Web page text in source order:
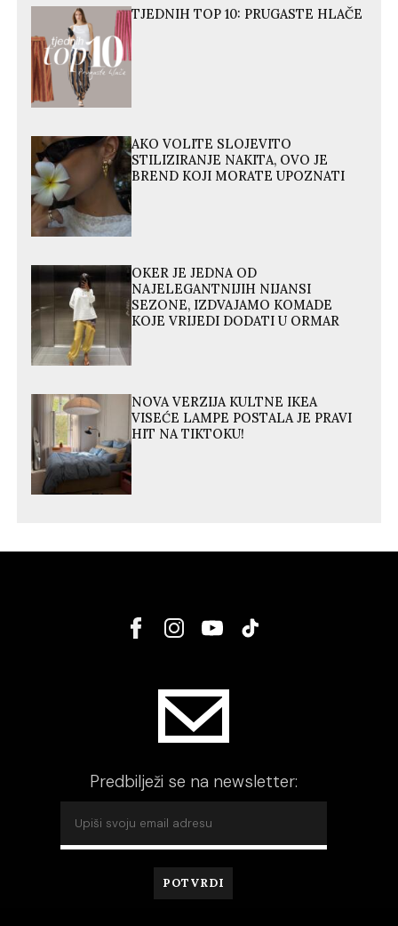
TJEDNIH TOP 10: PRUGASTE HLAČE
AKO VOLITE SLOJEVITO
STILIZIRANJE NAKITA, OVO JE
BREND KOJI MORATE UPOZNATI
OKER JE JEDNA OD
NAJELEGANTNIJIH NIJANSI
SEZONE, IZDVAJAMO KOMADE
KOJE VRIJEDI DODATI U ORMAR
NOVA VERZIJA KULTNE IKEA
VISEĆE LAMPE POSTALA JE PRAVI
HIT NA TIKTOKU!
Predbilježi se na newsletter: